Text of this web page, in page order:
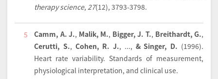
therapy science, 27(12), 3793-3798.
5 Camm, A. J., Malik, M., Bigger, J. T., Breithardt, G.,
Cerutti, S., Cohen, R. J., ..., & Singer, D. (1996).
Heart rate variability. Standards of measurement,
physiological interpretation, and clinical use.